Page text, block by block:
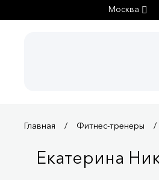
Москва
Главная Фитнес-тренеры
Екатерина